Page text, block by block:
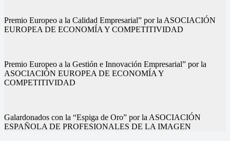
Premio Europeo a la Calidad Empresarial” por la ASOCIACIÓN
EUROPEA DE ECONOMÍA Y COMPETITIVIDAD
Premio Europeo a la Gestión e Innovación Empresarial” por la
ASOCIACIÓN EUROPEA DE ECONOMÍA Y
COMPETITIVIDAD
Galardonados con la “Espiga de Oro” por la ASOCIACIÓN
ESPAÑOLA DE PROFESIONALES DE LA IMAGEN